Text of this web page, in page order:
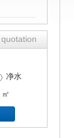
净水
㎡